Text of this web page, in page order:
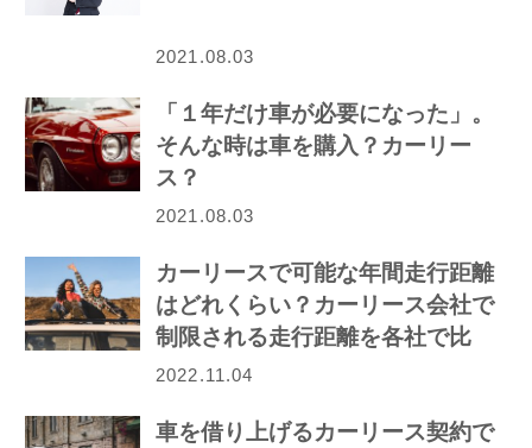
2021.08.03
「１年だけ車が必要になった」。
そんな時は車を購入？カーリー
ス？
2021.08.03
カーリースで可能な年間走行距離
はどれくらい？カーリース会社で
制限される走行距離を各社で比
較！
2022.11.04
車を借り上げるカーリース契約で